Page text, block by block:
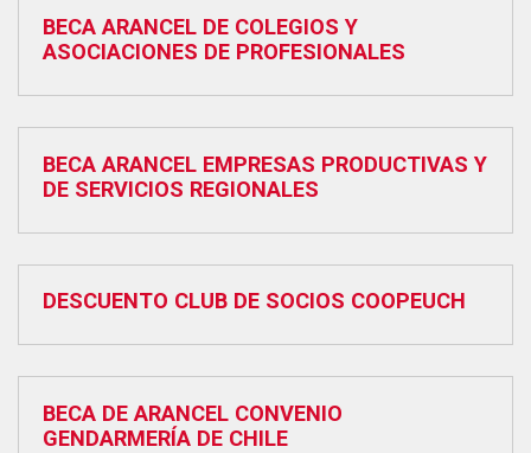
BECA ARANCEL DE COLEGIOS Y
ASOCIACIONES DE PROFESIONALES
BECA ARANCEL EMPRESAS PRODUCTIVAS Y
DE SERVICIOS REGIONALES
DESCUENTO CLUB DE SOCIOS COOPEUCH
BECA DE ARANCEL CONVENIO
GENDARMERÍA DE CHILE